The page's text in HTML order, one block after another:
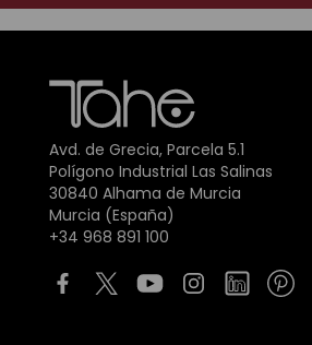
Avd. de Grecia, Parcela 5.1
Polígono Industrial Las Salinas
30840 Alhama de Murcia
Murcia (España)
+34 968 891 100